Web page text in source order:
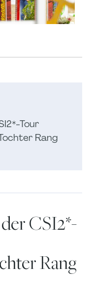
Tour
Rang
CSI2*-
Rang